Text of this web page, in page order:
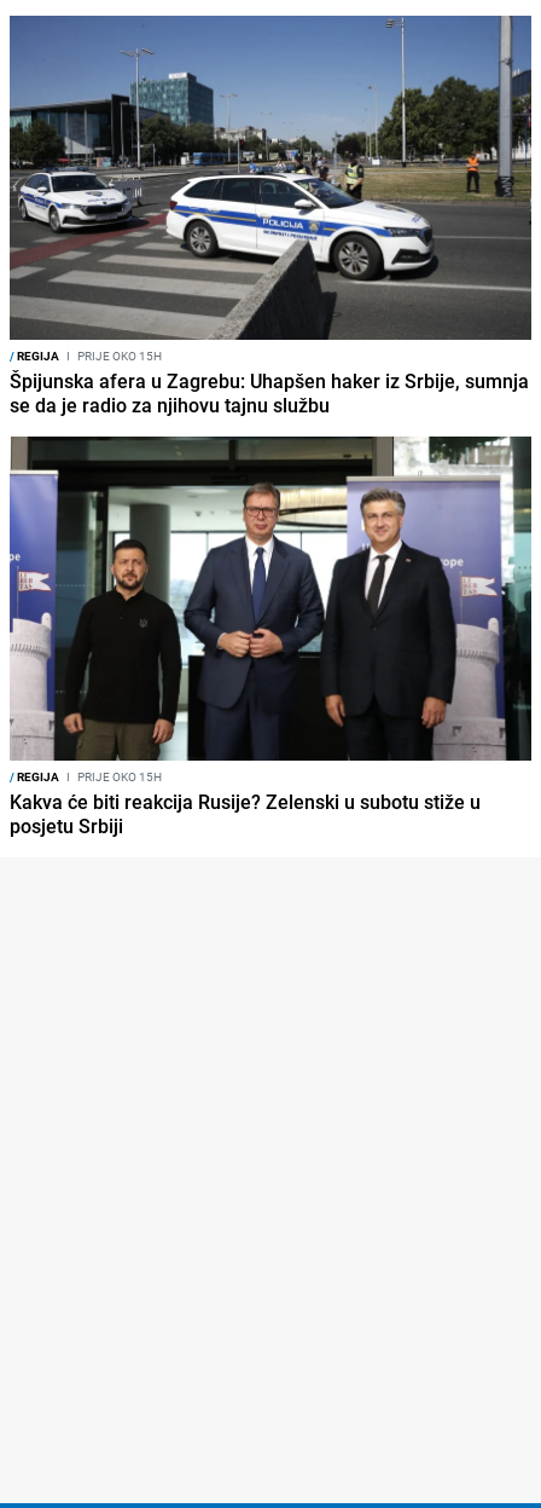
/REGIJA I PRIJE OKO 15H
Špijunska afera u Zagrebu: Uhapšen haker iz Srbije, sumnja
se da je radio za njihovu tajnu službu
/REGIJA I PRIJE OKO 15H
Kakva će biti reakcija Rusije? Zelenski u subotu stiže u
posjetu Srbiji